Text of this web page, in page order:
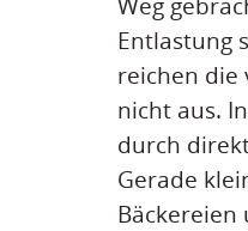
Entlastung
reichen die
nicht aus.
durch
Gerade
Bäckereien